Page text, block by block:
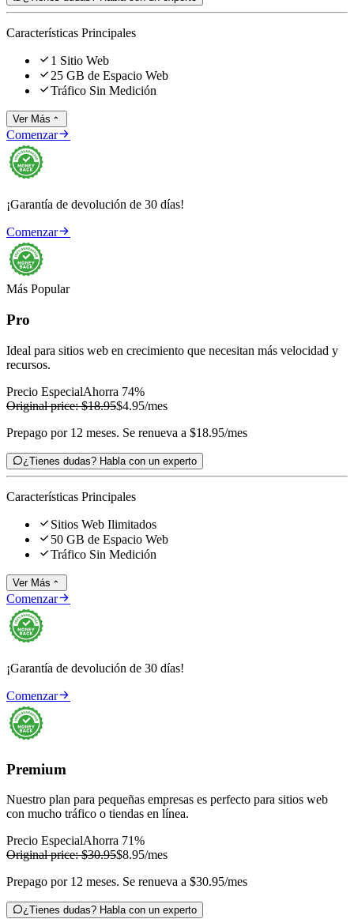
Características Principales
 1 Sitio Web
 25 GB de Espacio Web
Tráfico Sin Medición
Ver Más 
Comenzar
¡Garantía de devolución de 30 días!
Comenzar
Más Popular
Pro
Ideal para sitios web en crecimiento que necesitan más velocidad y
recursos.
Precio EspecialAhorra 74%
Original price:$18.95$4.95/mes
Prepago por 12 meses. Se renueva a $18.95/mes
¿Tienes dudas? Habla con un experto
Características Principales
 Sitios Web Ilimitados
 50 GB de Espacio Web
Tráfico Sin Medición
Ver Más 
Comenzar
¡Garantía de devolución de 30 días!
Comenzar
Premium
Nuestro plan para pequeñas empresas es perfecto para sitios web
con mucho tráfico o tiendas en línea.
Precio EspecialAhorra 71%
Original price:$30.95$8.95/mes
Prepago por 12 meses. Se renueva a $30.95/mes
¿Tienes dudas? Habla con un experto